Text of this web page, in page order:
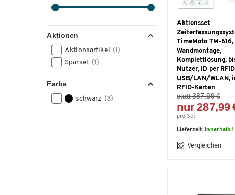
Aktionen
Aktionsartikel (1)
Sparset (1)
Farbe
schwarz (3)
Aktionsset
TimeMoto TM-616,
Wandmontage,
Komplettlösung,
Nutzer, ID per
USB/LAN/WLAN,
RFID-Karten
statt 387,99 €
nur 287,99
pro Set
Lieferzeit: innerhalb 1
Vergleichen